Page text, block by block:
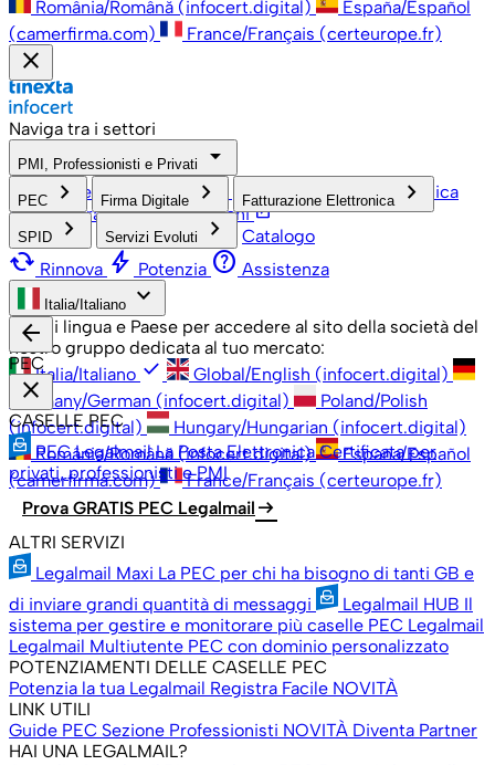
România/Română (infocert.digital)
España/Español
(camerfirma.com)
France/Français (certeurope.fr)
close
Naviga tra i settori
PMI, Professionisti e Privati arrow_drop_down
PMI, Professionisti e Privati check Grandi Aziende
Pubblica
Amministrazione Associazioni open_in_new
PEC keyboard_arrow_right Firma Digitale keyboard_arrow_right Fatturazione Elettronica keyboard_arrow_right
SPID keyboard_arrow_right Servizi Evoluti keyboard_arrow_right Catalogo
cached Rinnova bolt Potenzia help Assistenza
Italia/Italiano keyboard_arrow_down
Scegli lingua e Paese per accedere al sito della società del
nostro gruppo dedicata al tuo mercato:
Italia/Italiano check
Global/English (infocert.digital)
Germany/German (infocert.digital)
Poland/Polish
(infocert.digital)
Hungary/Hungarian (infocert.digital)
România/Română (infocert.digital)
España/Español
(camerfirma.com)
France/Français (certeurope.fr)
arrow_back
PEC
close
CASELLE PEC
PEC Legalmail La Posta Elettronica Certificata per
privati, professionisti e PMI
Prova GRATIS PEC Legalmail arrow_right_alt
ALTRI SERVIZI
Legalmail Maxi La PEC per chi ha bisogno di tanti GB e
di inviare grandi quantità di messaggi
Legalmail HUB Il
sistema per gestire e monitorare più caselle PEC Legalmail
Legalmail Multiutente PEC con dominio personalizzato
POTENZIAMENTI DELLE CASELLE PEC
Potenzia la tua Legalmail Registra Facile NOVITÀ
LINK UTILI
Guide PEC Sezione Professionisti NOVITÀ Diventa Partner
HAI UNA LEGALMAIL?